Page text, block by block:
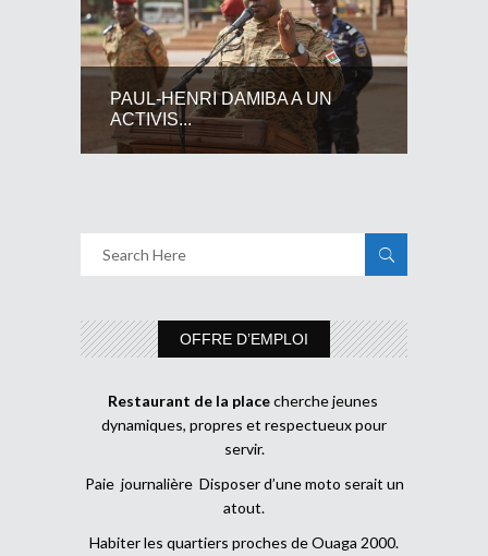
PAUL-HENRI DAMIBA A UN
ACTIVIS...
OFFRE D’EMPLOI
Restaurant de la placecherche jeunes
dynamiques, propres et respectueux pour
servir.
Paie journalière Disposer d’une moto serait un
atout.
Habiter les quartiers proches de Ouaga 2000.